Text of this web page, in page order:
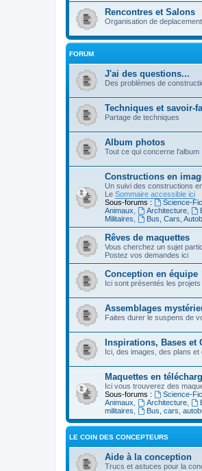
Rencontres et Salons
Organisation de
FORUM
J'ai des questions...
Des problèmes de
Techniques et savoir-
Partage de techniques
Album photos
Tout ce qui concerne l'album
Constructions en
Un suivi des constructions
Le Sommaire accessible ici
Sous-forums :
Science-
Animaux
Architecture,
Militaires
Bus, Cars,
Rêves de maquettes
Vous cherchez un sujet
Postez vos demandes ici
Conception en équipe
Ici sont présentés les
Assemblages
Faites durer le suspens de
Inspirations, Bases et
Ici, des images, des plans
Maquettes en
Ici vous trouverez des
Sous-forums :
Science-
Animaux
Architecture,
militaires
Bus, cars,
LE COIN DES CONCEPTEURS
Aide à la conception
Trucs et astuces pour la